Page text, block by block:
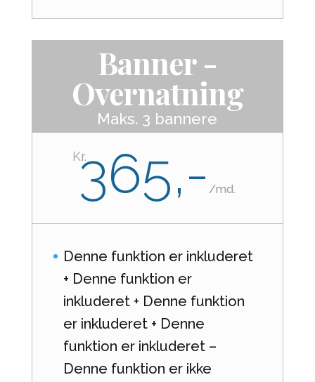
Banner -
Overnatning
Maks. 3 bannere
Kr.365,-/md.
Denne funktion er inkluderet
+ Denne funktion er
inkluderet + Denne funktion
er inkluderet + Denne
funktion er inkluderet –
Denne funktion er ikke